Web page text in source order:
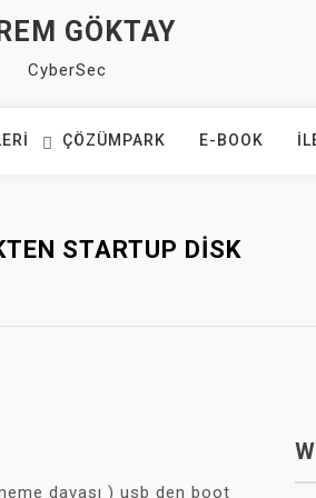
GÖKTAY
CyberSec
ÇÖZÜMPARK E-BOOK
STARTUP DISK
davası ) usb den boot